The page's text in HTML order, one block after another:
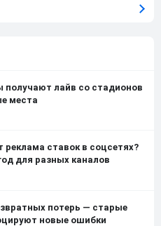
получают лайв со стадионов
места
реклама ставок в соцсетях?
для разных каналов
потерь — старые
новые ошибки